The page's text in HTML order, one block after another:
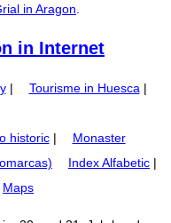
in Aragon
in Internet
| Tourisme in Huesca |
historic|
Monaster
Index Alfabetic |
Maps